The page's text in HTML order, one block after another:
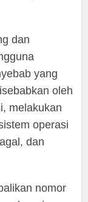
dan
yang
oleh
melakukan
operasi
dan
nomor